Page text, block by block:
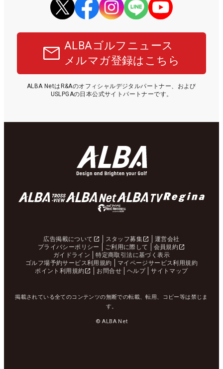
ALBAゴルフニュース
メルマガ登録はこちら
ALBA NetはR&Aのオフィシャルデジタルパートナー、および
USLPGAの日本公式サイトパートナーです。
広告掲載について スタッフ募集
運営会社
プライバシーポリシー
ご利用に際して
会員規約
ガイドライン
特定商取引法に基づく表示
ゴルフ場予約サービス利用規約
マイページサービス利用規約
ポイント利用規約
お問合せ ヘルプ サイトマップ
掲載されている全てのコンテンツの無断での転載、転用、コピー等は禁じま
す。
© ALBA Net